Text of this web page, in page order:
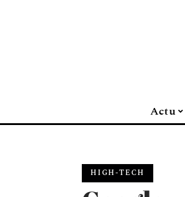
Actu
HIGH-TECH